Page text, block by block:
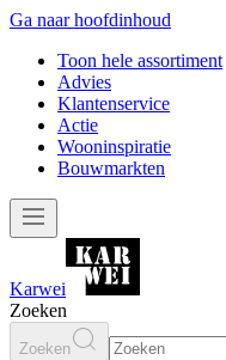
Ga naar hoofdinhoud
Toon hele assortiment
Advies
Klantenservice
Actie
Wooninspiratie
Bouwmarkten
Karwei
Zoeken
Zoeken